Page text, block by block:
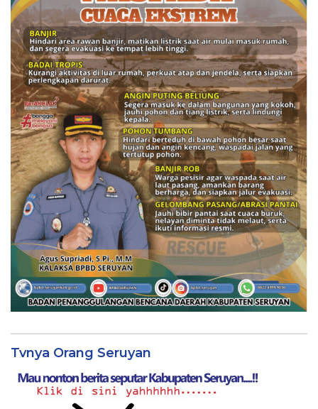
Tvnya Orang Seruyan